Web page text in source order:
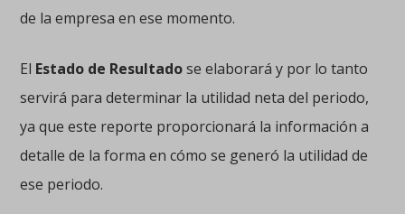
de la empresa en ese momento.
El Estado de Resultadose elaborará y por lo tanto
servirá para determinar la utilidad neta del periodo,
ya que este reporte proporcionará la información a
detalle de la forma en cómo se generó la utilidad de
ese periodo.